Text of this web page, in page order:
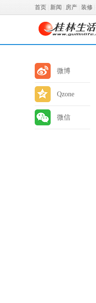
首页 新闻 房产 装修
微博
Qzone
微信